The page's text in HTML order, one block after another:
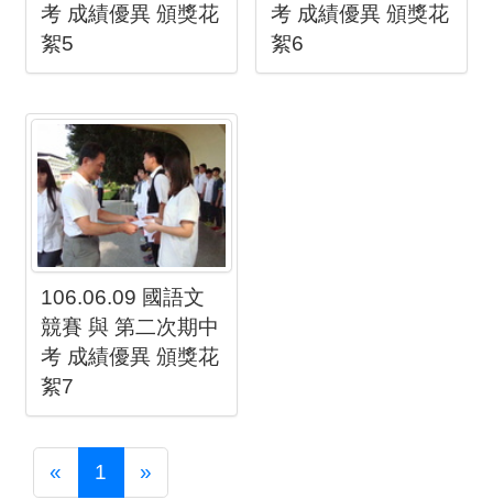
考 成績優異 頒獎花
絮5
考 成績優異 頒獎花
絮6
106.06.09 國語文
競賽 與 第二次期中
考 成績優異 頒獎花
絮7
« Previous
1 »Next